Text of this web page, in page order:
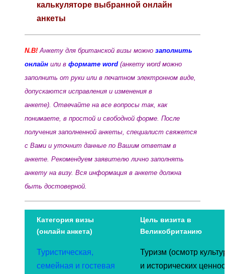
калькуляторе выбранной онлайн
анкеты
N.B! Анкету для британской визы можно заполнить
онлайн или в формате word (анкету word можно
заполнить от руки или в печатном электронном виде,
допускаются исправления и изменения в
анкете). Отвечайте на все вопросы так, как
понимаете, в простой и свободной форме. После
получения заполненной анкеты, специалист свяжется
с Вами и уточнит данные по Вашим ответам в
анкете. Рекомендуем заявителю лично заполнять
анкету на визу. Вся информация в анкете должна
быть достоверной.
Категория визы
(онлайн анкета)
Цель визита в
Великобританию
Туристическая,
семейная и гостевая
Туризм (осмотр
и исторических